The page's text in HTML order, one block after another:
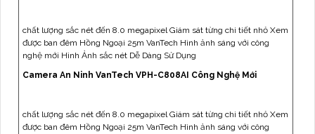
chất lượng sắc nét đến 8.0 megapixel Giám sát từng chi tiết nhỏ Xem
được ban đêm Hồng Ngoại 25m VanTech Hình ảnh sáng với công
nghệ mới Hình Ảnh sắc nét Dễ Dàng Sử Dụng
Camera An Ninh VanTech VPH-C808AI Công Nghệ Mới
chất lượng sắc nét đến 8.0 megapixel Giám sát từng chi tiết nhỏ Xem
được ban đêm Hồng Ngoại 25m VanTech Hình ảnh sáng với công